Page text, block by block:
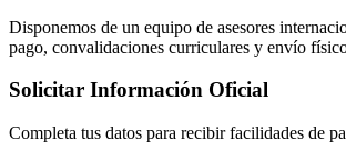
Disponemos de un equipo de asesores
pago, convalidaciones curriculares y envío
Solicitar Información Oficial
Completa tus datos para recibir facilidades de